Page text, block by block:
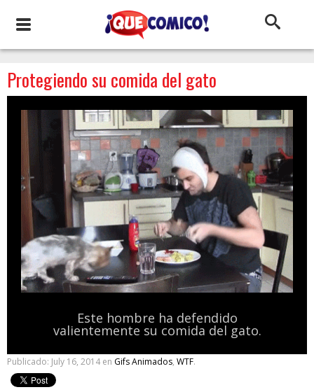
Protegiendo su comida del gato
Este hombre ha defendido
valientemente su comida del gato.
Publicado: July 16, 2014 en Gifs Animados, WTF.